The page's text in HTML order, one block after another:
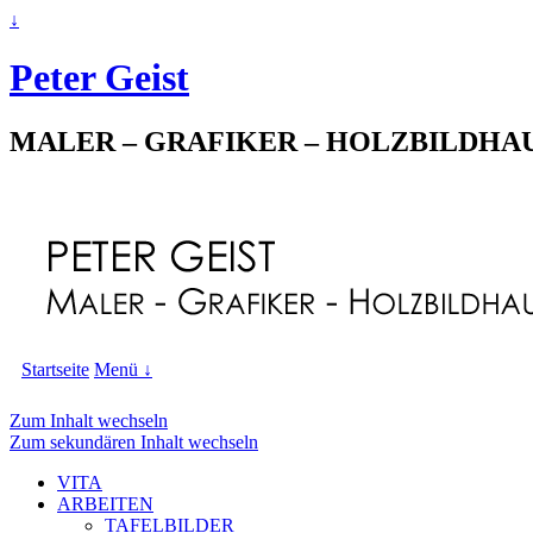
↓
Peter Geist
MALER – GRAFIKER –
Startseite Menü ↓
Zum Inhalt wechseln
Zum sekundären Inhalt wechseln
VITA
ARBEITEN
TAFELBILDER